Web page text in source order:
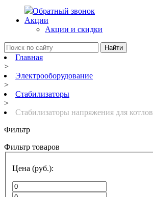
Обратный звонок
Акции
Акции и скидки
Найти
Главная
>
Электрооборудование
>
Стабилизаторы
>
Стабилизаторы напряжения для котлов
Фильтр
Фильтр товаров
Цена (руб.):